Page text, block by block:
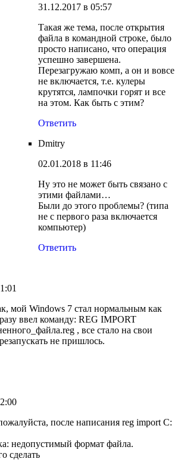
31.12.2017 в 05:57
Такая же тема, после открытия
файла в командной строке, было
просто написано, что операция
успешно завершена.
Перезагружаю комп, а он и вовсе
не включается, т.е. кулеры
крутятся, лампочки горят и все
на этом. Как быть с этим?
Ответить
Dmitry
02.01.2018 в 11:46
Ну это не может быть связано с
этими файлами…
Были до этого проблемы? (типа
не с первого раза включается
компьютер)
Ответить
мой Windows 7 стал нормальным как
ввел команду: REG IMPORT
, все стало на свои
не пришлось.
после написания reg import C:
недопустимый формат файла.
сделать